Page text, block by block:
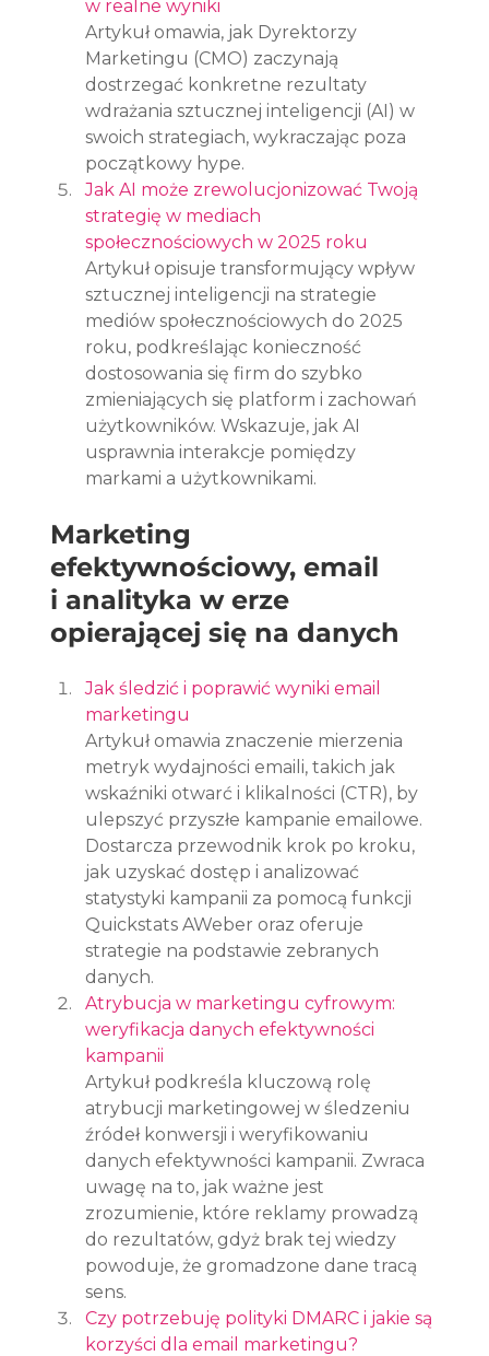
w realne wyniki
Artykuł omawia, jak Dyrektorzy
Marketingu (CMO) zaczynają
dostrzegać konkretne rezultaty
wdrażania sztucznej inteligencji (AI) w
swoich strategiach, wykraczając poza
początkowy hype.
Jak AI może zrewolucjonizować Twoją
strategię w mediach
społecznościowych w 2025 roku
Artykuł opisuje transformujący wpływ
sztucznej inteligencji na strategie
mediów społecznościowych do 2025
roku, podkreślając konieczność
dostosowania się firm do szybko
zmieniających się platform i zachowań
użytkowników. Wskazuje, jak AI
usprawnia interakcje pomiędzy
markami a użytkownikami.
Marketing
efektywnościowy, email
i analityka w erze
opierającej się na danych
Jak śledzić i poprawić wyniki email
marketingu
Artykuł omawia znaczenie mierzenia
metryk wydajności emaili, takich jak
wskaźniki otwarć i klikalności (CTR), by
ulepszyć przyszłe kampanie emailowe.
Dostarcza przewodnik krok po kroku,
jak uzyskać dostęp i analizować
statystyki kampanii za pomocą funkcji
Quickstats AWeber oraz oferuje
strategie na podstawie zebranych
danych.
Atrybucja w marketingu cyfrowym:
weryfikacja danych efektywności
kampanii
Artykuł podkreśla kluczową rolę
atrybucji marketingowej w śledzeniu
źródeł konwersji i weryfikowaniu
danych efektywności kampanii. Zwraca
uwagę na to, jak ważne jest
zrozumienie, które reklamy prowadzą
do rezultatów, gdyż brak tej wiedzy
powoduje, że gromadzone dane tracą
sens.
Czy potrzebuję polityki DMARC i jakie są
korzyści dla email marketingu?